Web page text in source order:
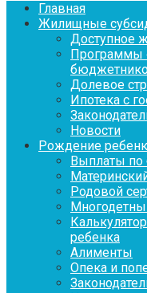
Главная
Жилищные
Доступное
Программы
Долевое
Ипотека с
Новости
Рождение
Выплаты по
Родовой
ребенка
Алименты
Опека и